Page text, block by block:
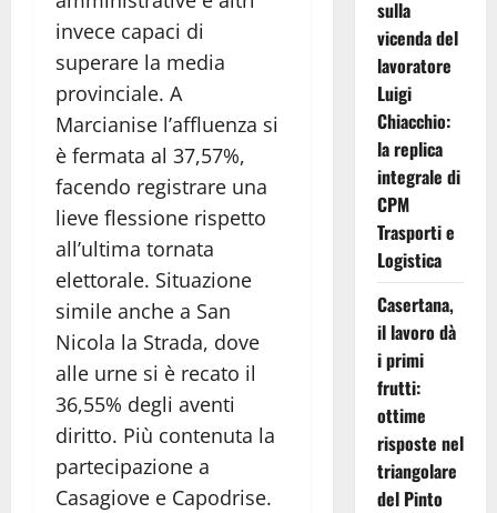
invece capaci di
superare la media
provinciale. A
Marcianise l’affluenza si
è fermata al 37,57%,
facendo registrare una
lieve flessione rispetto
all’ultima tornata
elettorale. Situazione
simile anche a San
Nicola la Strada, dove
alle urne si è recato il
36,55% degli aventi
diritto. Più contenuta la
partecipazione a
Casagiove e Capodrise.
sulla
vicenda del
lavoratore
Luigi
Chiacchio:
la replica
integrale di
CPM
Trasporti e
Logistica
Casertana,
il lavoro dà
i primi
frutti:
ottime
risposte nel
triangolare
del Pinto